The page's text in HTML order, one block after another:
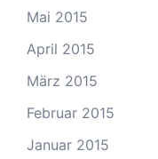
Mai 2015
April 2015
März 2015
Februar 2015
Januar 2015